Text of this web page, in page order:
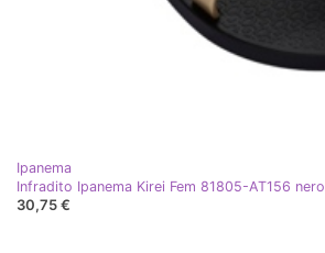
Ipanema
Infradito Ipanema Kirei Fem 81805-AT156 nero
30,75 €